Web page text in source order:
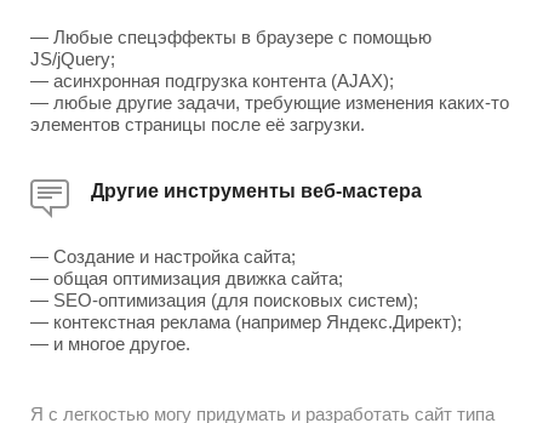
— Любые спецэффекты в браузере с помощью
JS/jQuery;
— асинхронная подгрузка контента (AJAX);
— любые другие задачи, требующие изменения каких-то
— Создание и настройка сайта;
— общая оптимизация движка сайта;
— SEO-оптимизация (для поисковых систем);
— контекстная реклама (например Яндекс.Директ);